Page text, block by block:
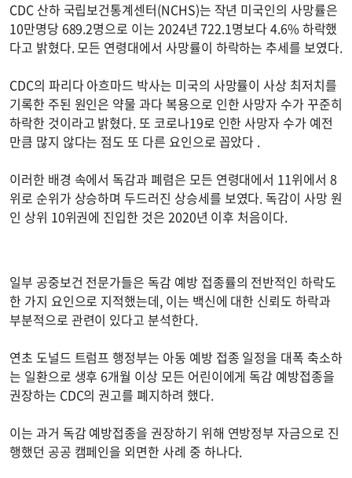
CDC 산하 국립보건통계센터(NCHS)는 작년 미국인의 사망률은
10만명당 689.2명으로 이는 2024년 722.1명보다 4.6% 하락했
다고 밝혔다. 모든 연령대에서 사망률이 하락하는 추세를 보였다.
CDC의 파리다 아흐마드 박사는 미국의 사망률이 사상 최저치를
기록한 주된 원인은 약물 과다 복용으로 인한 사망자 수가 꾸준히
하락한 것이라고 밝혔다. 또 코로나19로 인한 사망자 수가 예전
만큼 많지 않다는 점도 또 다른 요인으로 꼽았다 .
이러한 배경 속에서 독감과 폐렴은 모든 연령대에서 11위에서 8
위로 순위가 상승하며 두드러진 상승세를 보였다. 독감이 사망 원
인 상위 10위권에 진입한 것은 2020년 이후 처음이다.
일부 공중보건 전문가들은 독감 예방 접종률의 전반적인 하락도
한 가지 요인으로 지적했는데, 이는 백신에 대한 신뢰도 하락과
부분적으로 관련이 있다고 분석한다.
연초 도널드 트럼프 행정부는 아동 예방 접종 일정을 대폭 축소하
는 일환으로 생후 6개월 이상 모든 어린이에게 독감 예방접종을
권장하는 CDC의 권고를 폐지하려 했다.
이는 과거 독감 예방접종을 권장하기 위해 연방정부 자금으로 진
행했던 공공 캠페인을 외면한 사례 중 하나다.